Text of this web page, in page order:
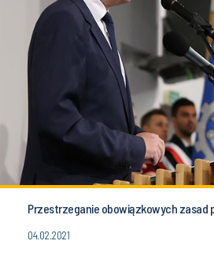
Przestrzeganie obowiązkowych zasad
04.02.2021